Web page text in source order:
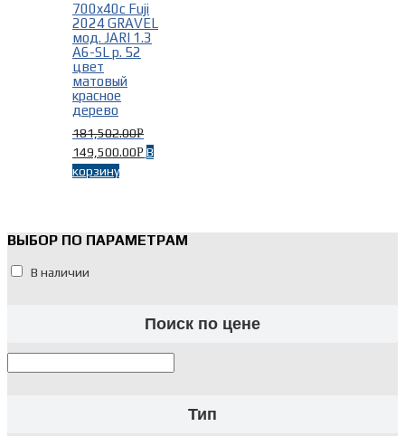
700x40c Fuji
2024 GRAVEL
мод. JARI 1.3
A6-SL р. 52
цвет
матовый
красное
дерево
181,502.00Р
149,500.00Р В
корзину
ВЫБОР ПО ПАРАМЕТРАМ
В наличии
Поиск по цене
Тип